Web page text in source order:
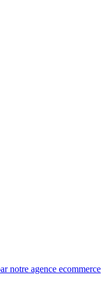
notre agence ecommerce